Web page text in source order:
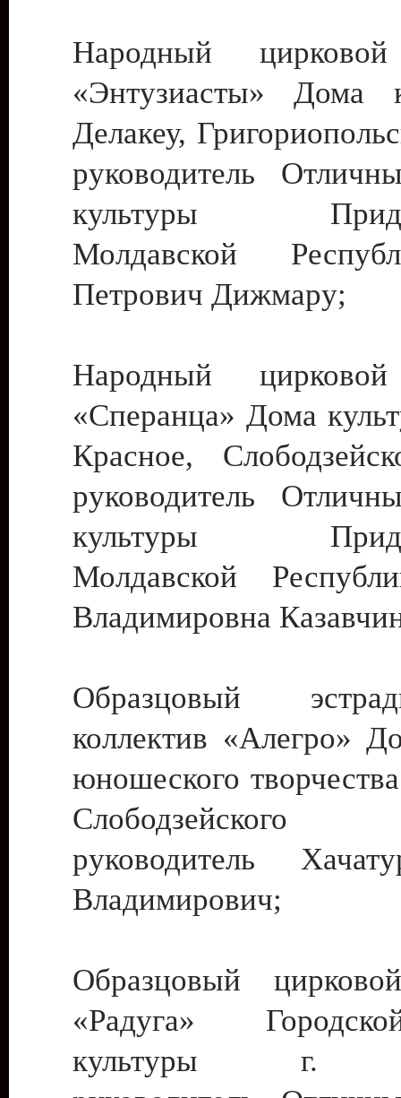
Народный цирковой
«Энтузиасты» Дома
Делакеу,
руководитель
культуры
Молдавской
Петрович Дижмару;
Народный цирковой
«Сперанца» Дома
Красное,
руководитель
культуры
Молдавской
Владимировна
Образцовый
коллектив «Алегро»
юношеского
руководитель
Владимирович;
Образцовый
«Радуга»
культуры г.